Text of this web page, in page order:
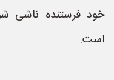
خود فرستنده ناشی
است.